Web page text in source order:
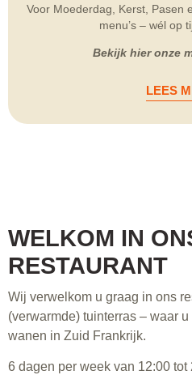
Voor Moederdag, Kerst, Pasen
menu’s – wél op
Bekijk hier onze
LEES
WELKOM IN
RESTAURANT
Wij verwelkom u graag in ons
(verwarmde) tuinterras – waar
wanen in Zuid Frankrijk.
6 dagen per week van 12:00